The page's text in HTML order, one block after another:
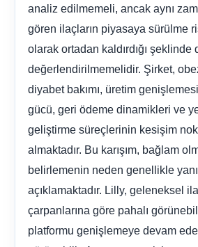
analiz edilmemeli, ancak aynı
gören ilaçların piyasaya sürülme
olarak ortadan kaldırdığı şeklinde
değerlendirilmemelidir. Şirket,
diyabet bakımı, üretim
gücü, geri ödeme dinamikleri ve
geliştirme süreçlerinin kesişim
almaktadır. Bu karışım, bağlam
belirlemenin neden genellikle
açıklamaktadır. Lilly, geleneksel
çarpanlarına göre pahalı
platformu genişlemeye devam